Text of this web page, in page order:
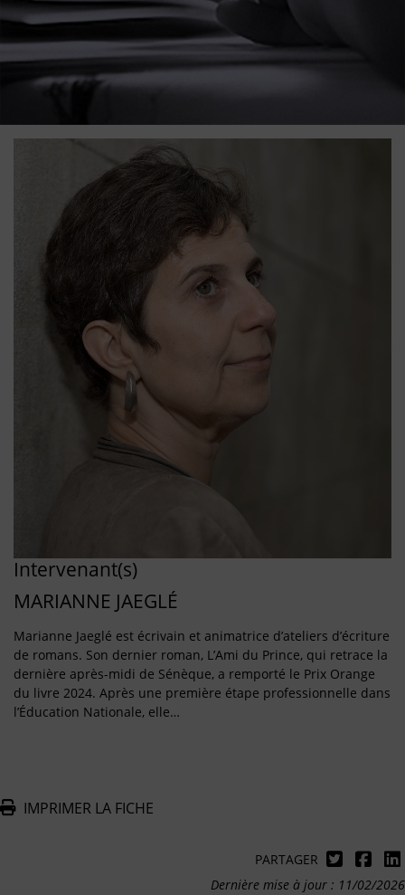
Intervenant(s)
MARIANNE JAEGLÉ
Marianne Jaeglé est écrivain et animatrice d’ateliers d’écriture
de romans. Son dernier roman, L’Ami du Prince, qui retrace la
dernière après-midi de Sénèque, a remporté le Prix Orange
du livre 2024. Après une première étape professionnelle dans
l’Éducation Nationale, elle…
IMPRIMER LA FICHE
PARTAGER
Dernière mise à jour : 11/02/2026